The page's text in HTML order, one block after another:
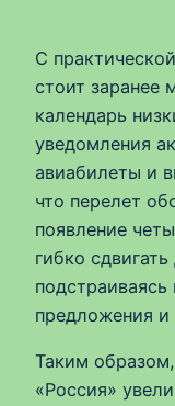
С
стоит заранее
календарь
уведомления
авиабилеты и
что перелет
появление
гибко
предложения и
Таким
«Россия»